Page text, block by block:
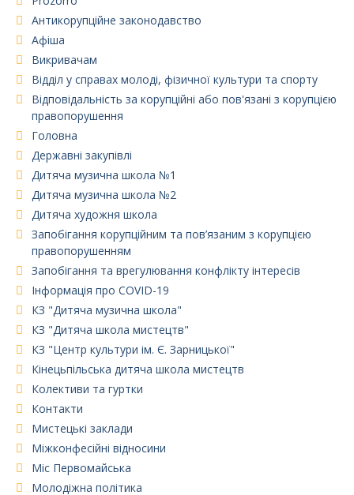
Антикорупційне законодавство
Афіша
Викривачам
Відділ у справах молоді, фізичної культури та спорту
Відповідальність за корупційні або пов'язані з корупцією
правопорушення
Головна
Державні закупівлі
Дитяча музична школа №1
Дитяча музична школа №2
Дитяча художня школа
Запобігання корупційним та пов’язаним з корупцією
правопорушенням
Запобігання та врегулювання конфлікту інтересів
Інформація про COVID-19
КЗ "Дитяча музична школа"
КЗ "Дитяча школа мистецтв"
КЗ "Центр культури ім. Є. Зарницької"
Кінецьпільська дитяча школа мистецтв
Колективи та гуртки
Контакти
Мистецькі заклади
Міжконфесійні відносини
Міс Первомайська
Молодіжна політика